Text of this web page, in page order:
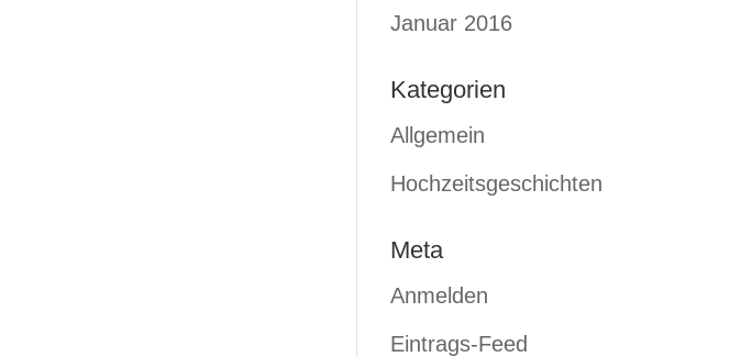
Januar 2016
Kategorien
Allgemein
Hochzeitsgeschichten
Meta
Anmelden
Eintrags-Feed